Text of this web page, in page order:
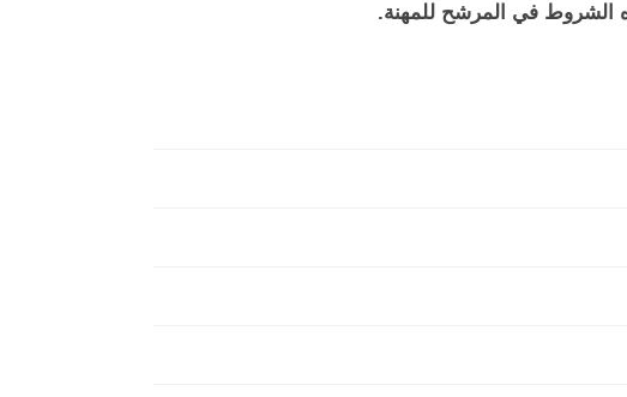
الشروط في المرشح للمهنة.